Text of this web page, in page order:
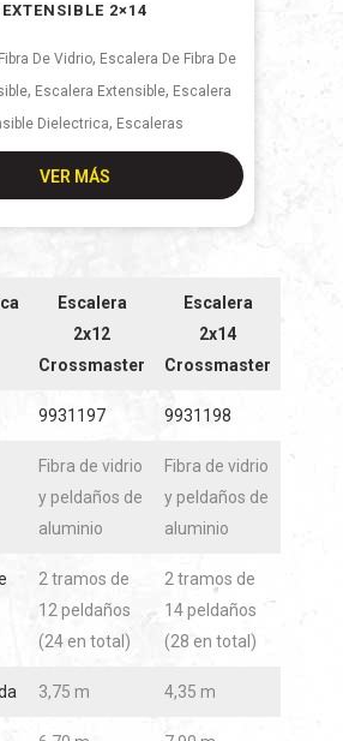
EXTENSIBLE 2×14
De Vidrio, Escalera De Fibra De
, Escalera Extensible, Escalera
Dielectrica, Escaleras
VER MÁS
Escalera
2x12
Crossmaster
Escalera
2x14
Crossmaster
9931197 9931198
Fibra de vidrio
y peldaños de
aluminio
Fibra de vidrio
y peldaños de
aluminio
2 tramos de
12 peldaños
(24 en total)
2 tramos de
14 peldaños
(28 en total)
3,75 m 4,35 m